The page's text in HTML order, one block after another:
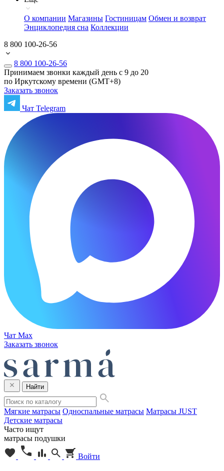
О компании Магазины Гостиницам Обмен и возврат
Энциклопедия сна Коллекции
8 800 100-26-56
8 800 100-26-56
Принимаем звонки каждый день с 9 до 20
по Иркутскому времени (GMT+8)
Заказать звонок
Чат Telegram
Чат Max
Заказать звонок
Найти
Мягкие матрасы Односпальные матрасы Матрасы JUST
Детские матрасы
Часто ищут
матрасы подушки
Войти